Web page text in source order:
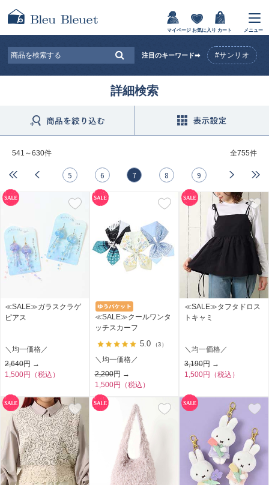
マイページ お気に入り カート メニュー
注目のキーワード➡ #サンリオ
詳細検索
541～630件 全755件
5 6 7 8 9
≪SALE≫ガラスクラゲ
ピアス
＼均一価格／
2,640円 →
1,500円（税込）
≪SALE≫クールワンタ
ッチスカーフ
5.0 （3）
＼均一価格／
2,200円 →
1,500円（税込）
≪SALE≫タフタドロス
トキャミ
＼均一価格／
3,190円 →
1,500円（税込）